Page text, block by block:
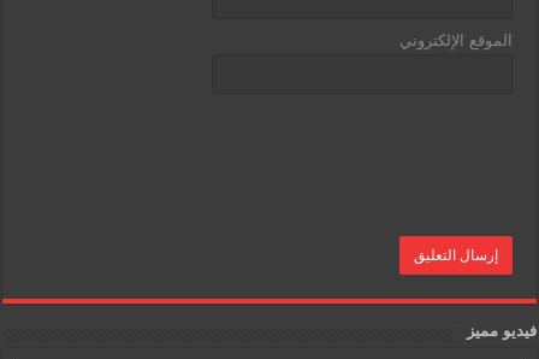
الموقع الإلكتروني
فيديو مميز